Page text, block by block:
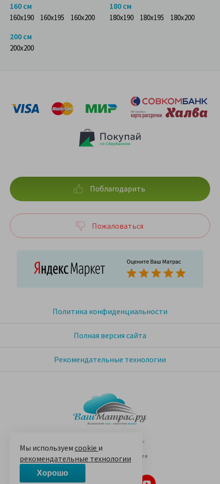
160 см
160x190 160x195 160x200
180 см
180x190 180x195 180x200
200 см
200x200
© 2005-2026 «Ваш матрас»
14 лет на Яндекс.Маркете
Политика конфиденциальности
Полная версия сайта
Рекомендательные технологии
Поблагодарить
Пожаловаться
Мы используем cookie и
рекомендательные технологии
Хорошо